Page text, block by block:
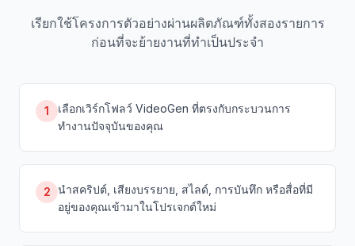
เรียกใช้โครงการตัวอย่างผ่านผลิตภัณฑ์ทั้งสองรายการ
ก่อนที่จะย้ายงานที่ทำเป็นประจำ
1
เลือกเวิร์กโฟลว์ VideoGen ที่ตรงกับกระบวนการ
ทำงานปัจจุบันของคุณ
2 นำสคริปต์, เสียงบรรยาย, สไลด์, การบันทึก หรือสื่อที่มี
อยู่ของคุณเข้ามาในโปรเจกต์ใหม่